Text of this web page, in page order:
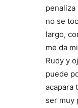
no se
largo,
me da
Rudy y
puede
acapara
ser muy